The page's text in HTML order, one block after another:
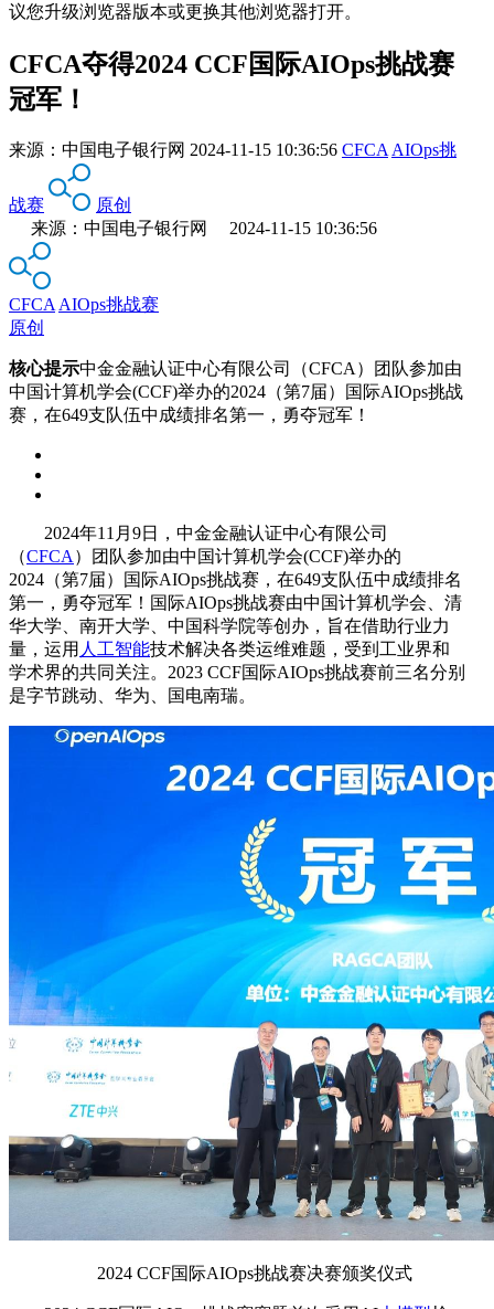
议您升级浏览器版本或更换其他浏览器打开。
CFCA夺得2024 CCF国际AIOps挑战赛
冠军！
来源： 中国电子银行网 2024-11-15 10:36:56 CFCA AIOps挑
战赛
原创
来源：中国电子银行网 2024-11-15 10:36:56
CFCA AIOps挑战赛
原创
核心提示中金金融认证中心有限公司（CFCA）团队参加由
中国计算机学会(CCF)举办的2024（第7届）国际AIOps挑战
赛，在649支队伍中成绩排名第一，勇夺冠军！
2024年11月9日，中金金融认证中心有限公司
（CFCA ）团队参加由中国计算机学会(CCF)举办的
2024（第7届）国际AIOps挑战赛，在649支队伍中成绩排名
第一，勇夺冠军！国际AIOps挑战赛由中国计算机学会、清
华大学、南开大学、中国科学院等创办，旨在借助行业力
量，运用 人工智能技术解决各类运维难题，受到工业界和
学术界的共同关注。2023 CCF国际AIOps挑战赛前三名分别
是字节跳动、华为、国电南瑞。
2024 CCF国际AIOps挑战赛决赛颁奖仪式